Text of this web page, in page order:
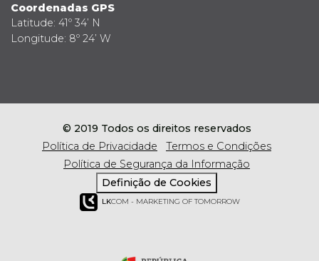
Coordenadas GPS
Latitude: 41º 34’ N
Longitude: 8º 24’ W
© 2019 Todos os direitos reservados
Política de Privacidade
Termos e Condições
Política de Segurança da Informação
Definição de Cookies
LKCOM - MARKETING OF TOMORROW